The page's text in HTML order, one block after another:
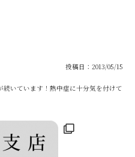
投稿日：2013/05/15
いています！熱中症に十分気を付けて